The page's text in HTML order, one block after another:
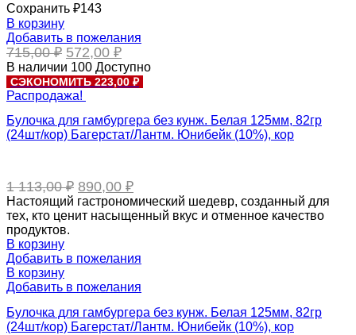
Сохранить ₽143
В корзину
Добавить в пожелания
715,00₽ Первоначальная
цена
составляла
715,00 ₽.
572,00 ₽Текущая
цена:
572,00 ₽.
В наличии 100 Доступно
СЭКОНОМИТЬ 223,00 ₽
Распродажа!
Булочка для гамбургера без кунж. Белая 125мм, 82гр
(24шт/кор) Багерстат/Лантм. Юнибейк (10%), кор
1 113,00₽ Первоначальная
цена
составляла
890,00 ₽Текущая
цена:
890,00 ₽.
Настоящий гастрономический шедевр, созданный для
тех, кто ценит насыщенный вкус и отменное качество
продуктов.
В корзину
Добавить в пожелания
В корзину
Добавить в пожелания
Булочка для гамбургера без кунж. Белая 125мм, 82гр
(24шт/кор) Багерстат/Лантм. Юнибейк (10%), кор